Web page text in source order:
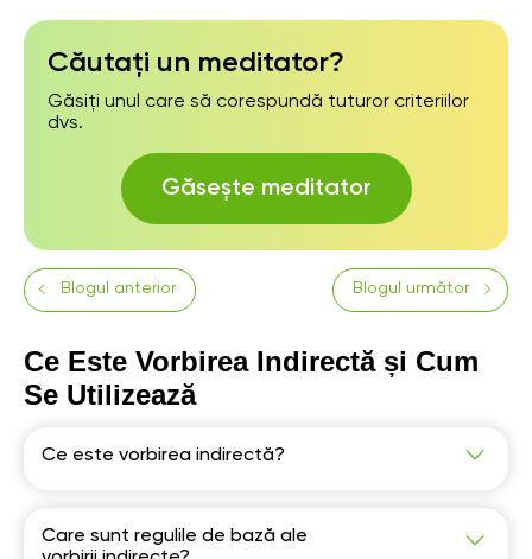
Căutați un meditator?
Găsiți unul care să corespundă tuturor criteriilor
dvs.
Găsește meditator
Blogul anterior Blogul următor
Ce Este Vorbirea Indirectă și Cum
Se Utilizează
Ce este vorbirea indirectă?
direct, parafrazând și adaptând mesajul inițial.
Care sunt regulile de bază ale